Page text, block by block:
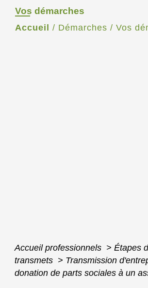
Vos démarches
Accueil / Démarches / Vos
Accueil professionnels > Étapes
transmets > Transmission
donation de parts sociales à un